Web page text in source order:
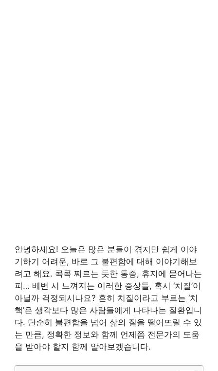
안녕하세요! 오늘은 많은 분들이 겪지만 쉽게 이야
기하기 어려운, 바로 그 불편함에 대해 이야기해보
려고 해요. 콕콕 찌르는 듯한 통증, 휴지에 묻어나는
피… 배변 시 느껴지는 이러한 증상들, 혹시 ‘치질’이
아닐까 걱정되시나요? 흔히 치질이라고 부르는 ‘치
핵’은 생각보다 많은 사람들에게 나타나는 질환입니
다. 단순히 불편함을 넘어 삶의 질을 떨어뜨릴 수 있
는 만큼, 정확한 정보와 함께 언제쯤 전문가의 도움
을 받아야 할지 함께 알아보겠습니다.